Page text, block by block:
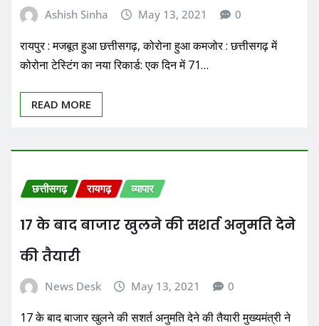
Ashish Sinha May 13, 2021 0
रायपुर : मजबूत हुआ छत्तीसगढ़, कोरोना हुआ कमजोर : छत्तीसगढ़ में
कोरोना टेस्टिंग का नया रिकार्ड: एक दिन में 71…
READ MORE
छत्तीसगढ़ रायगढ़ व्यापार
17 के बाद बाजार खुलने की सशर्त अनुमति देने
की तैयारी
News Desk May 13, 2021 0
17 के बाद बाजार खुलने की सशर्त अनुमति देने की तैयारी मुख्यमंत्री ने